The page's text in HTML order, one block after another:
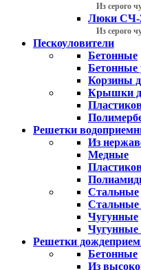
Из серого
Люки СЧ-
Из серого
Пескоуловители
Бетонные
Бетонные
Корзины
Крышки
Решетки
Из
Медные
Стальные
Стальные
Чугунные
Чугунные
Решетки
Бетонные
Из